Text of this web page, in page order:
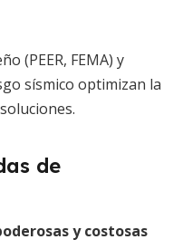
(PEER, FEMA) y
sísmico optimizan la
de
y costosas